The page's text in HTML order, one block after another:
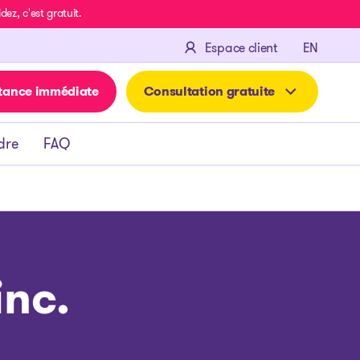
c'est gratuit.
Espace client EN
immédiate Consultation gratuite
FAQ